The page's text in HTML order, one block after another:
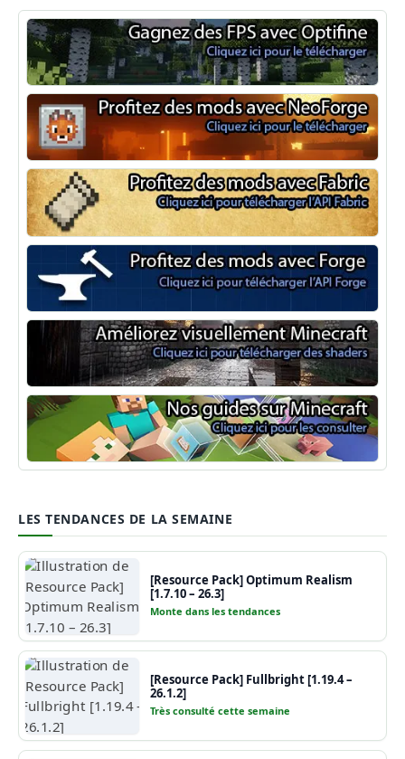
Optifine
NeoForge
Minecraft Fabric
Minecraft Forge
Shaders Minecraft
Guide Minecraft
LES TENDANCES DE LA SEMAINE
[Resource Pack] Optimum Realism
[1.7.10 – 26.3]
Monte dans les tendances
[Resource Pack] Fullbright [1.19.4 –
26.1.2]
Très consulté cette semaine